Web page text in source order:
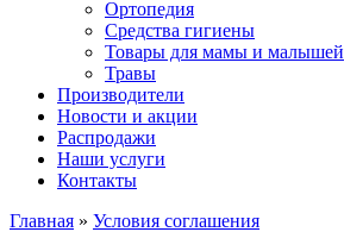
Ортопедия
Средства гигиены
Товары для мамы и малышей
Травы
Производители
Новости и акции
Распродажи
Наши услуги
Контакты
Главная » Условия соглашения